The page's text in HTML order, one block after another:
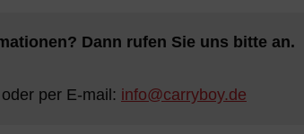
Dann rufen Sie uns bitte an.
oder per E-mail: info@carryboy.de